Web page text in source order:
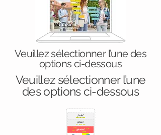
Veuillez sélectionner l’une des
options ci-dessous
Veuillez sélectionner l’une
des options ci-dessous